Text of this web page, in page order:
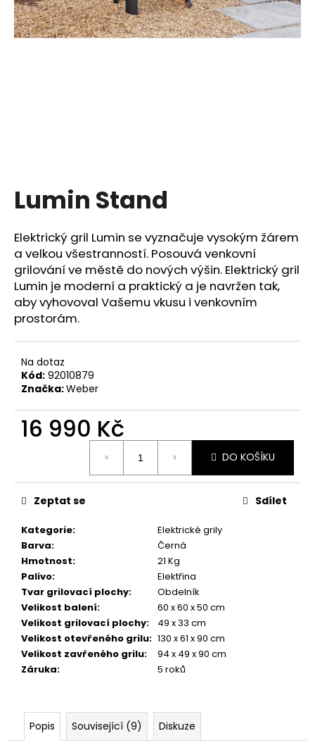
Lumin Stand
Elektrický gril Lumin se vyznačuje vysokým žárem
a velkou všestranností. Posouvá venkovní
grilování ve městě do nových výšin. Elektrický gril
Lumin je moderní a praktický a je navržen tak,
aby vyhovoval Vašemu vkusu i venkovním
prostorám.
Na dotaz
Kód: 92010879
Značka:Weber
16 990 Kč
DO KOŠÍKU
Kategorie:
Elektrické grily
Barva:
Černá
Hmotnost:
21 Kg
Palivo:
Elektřina
Tvar grilovací plochy:
Obdelník
Velikost balení:
60 x 60 x 50 cm
Velikost grilovací plochy:
49 x 33 cm
Velikost otevřeného grilu: 130 x 61 x 90 cm
Velikost zavřeného grilu:
94 x 49 x 90 cm
Záruka: 5 roků
Zeptat se Sdílet
Popis Související (9) Diskuze
a
j
o
p
o
r
u
č
e
m
e